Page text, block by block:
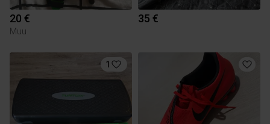
20 €
Muu
35 €
1